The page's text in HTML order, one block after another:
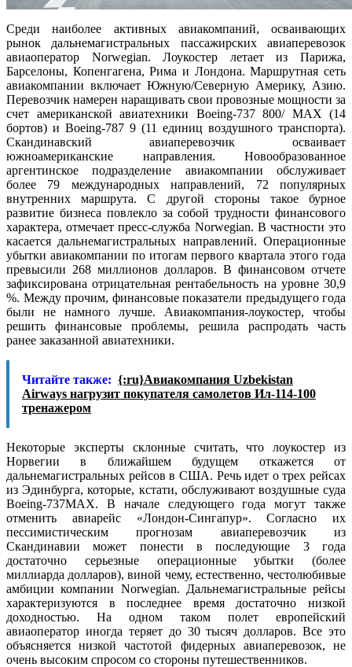
Среди наиболее активных авиакомпаний, осваивающих
рынок дальнемагистральных пассажирских авиаперевозок
авиаоператор Norwegian. Лоукостер летает из Парижа,
Барселоны, Копенгагена, Рима и Лондона. Маршрутная сеть
авиакомпании включает Южную/Северную Америку, Азию.
Перевозчик намерен наращивать свои провозные мощности за
счет американской авиатехники Boeing-737 800/ MAX (14
бортов) и Boeing-787 9 (11 единиц воздушного транспорта).
Скандинавский авиаперевозчик осваивает
южноамериканские направления. Новообразованное
аргентинское подразделение авиакомпании обслуживает
более 79 международных направлений, 72 популярных
внутренних маршрута. С другой стороны такое бурное
развитие бизнеса повлекло за собой трудности финансового
характера, отмечает пресс-служба Norwegian. В частности это
касается дальнемагистральных направлений. Операционные
убытки авиакомпании по итогам первого квартала этого года
превысили 268 миллионов долларов. В финансовом отчете
зафиксирована отрицательная рентабельность на уровне 30,9
%. Между прочим, финансовые показатели предыдущего года
были не намного лучше. Авиакомпания-лоукостер, чтобы
решить финансовые проблемы, решила распродать часть
ранее заказанной авиатехники.
Читайте также: {:ru}Авиакомпания Uzbekistan
Airways нагрузит покупателя самолетов Ил-114-100
тренажером
Некоторые эксперты склонные считать, что лоукостер из
Норвегии в ближайшем будущем откажется от
дальнемагистральных рейсов в США. Речь идет о трех рейсах
из Эдинбурга, которые, кстати, обслуживают воздушные суда
Boeing-737MAX. В начале следующего года могут также
отменить авиарейс «Лондон-Сингапур». Согласно их
пессимистическим прогнозам авиаперевозчик из
Скандинавии может понести в последующие 3 года
достаточно серьезные операционные убытки (более
миллиарда долларов), виной чему, естественно, честолюбивые
амбиции компании Norwegian. Дальнемагистральные рейсы
характеризуются в последнее время достаточно низкой
доходностью. На одном таком полет европейский
авиаоператор иногда теряет до 30 тысяч долларов. Все это
объясняется низкой частотой фидерных авиаперевозок, не
очень высоким спросом со стороны путешественников.